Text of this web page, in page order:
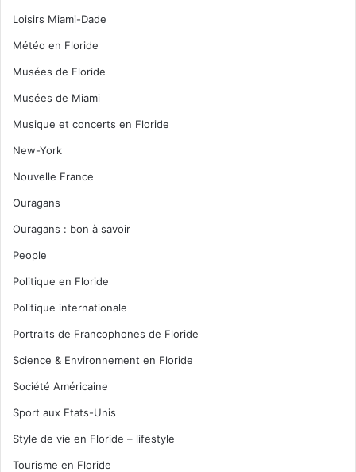
Loisirs Miami-Dade
Météo en Floride
Musées de Floride
Musées de Miami
Musique et concerts en Floride
New-York
Nouvelle France
Ouragans
Ouragans : bon à savoir
People
Politique en Floride
Politique internationale
Portraits de Francophones de Floride
Science & Environnement en Floride
Société Américaine
Sport aux Etats-Unis
Style de vie en Floride – lifestyle
Tourisme en Floride